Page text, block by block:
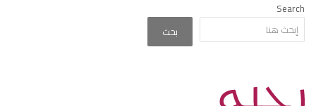
Search
بحث